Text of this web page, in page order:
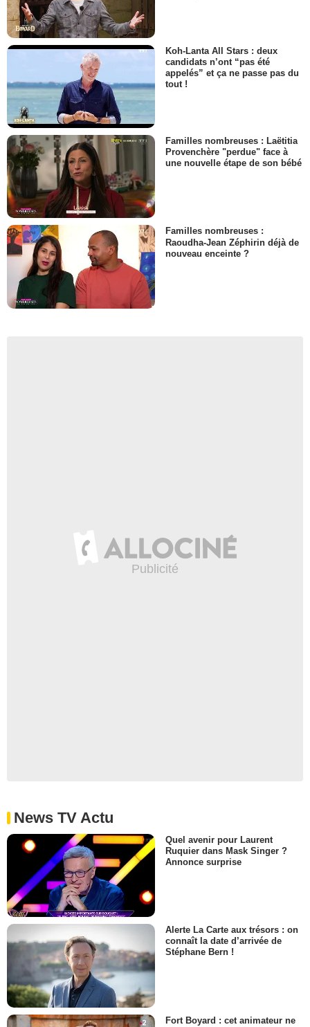
Koh-Lanta All Stars : deux
candidats n’ont “pas été
appelés” et ça ne passe pas du
tout !
Familles nombreuses : Laëtitia
Provenchère "perdue" face à
une nouvelle étape de son bébé
Familles nombreuses :
Raoudha-Jean Zéphirin déjà de
nouveau enceinte ?
News TV Actu
Quel avenir pour Laurent
Ruquier dans Mask Singer ?
Annonce surprise
Alerte La Carte aux trésors : on
connaît la date d’arrivée de
Stéphane Bern !
Fort Boyard : cet animateur ne